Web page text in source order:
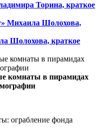
Торина, краткое
Михаила Шолохова,
Шолохова, краткое
комнаты в пирамидах